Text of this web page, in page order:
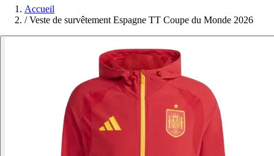
Accueil
/ Veste de survêtement Espagne TT Coupe du Monde 2026